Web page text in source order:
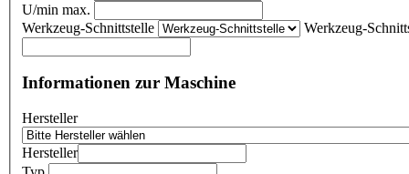
U/min max.
Werkzeug-Schnittstelle
Werkzeug-
Informationen zur Maschine
Hersteller
Hersteller